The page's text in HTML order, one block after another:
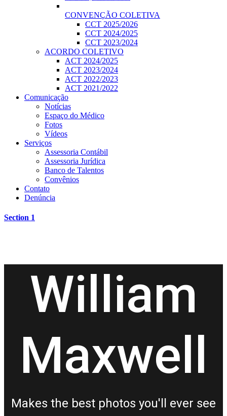
CONVENÇÃO COLETIVA
CCT 2025/2026
CCT 2024/2025
CCT 2023/2024
ACORDO COLETIVO
ACT 2024/2025
ACT 2023/2024
ACT 2022/2023
ACT 2021/2022
Comunicação
Notícias
Espaço do Médico
Fotos
Vídeos
Serviços
Assessoria Contábil
Assessoria Jurídica
Banco de Talentos
Convênios
Contato
Denúncia
Section 1
William
Maxwell
Makes the best photos you'll ever see